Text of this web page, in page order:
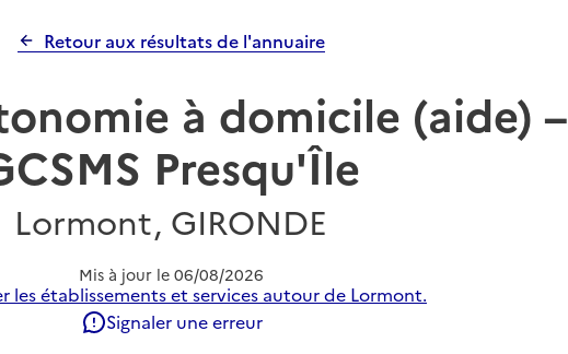
Retour aux résultats de l'annuaire
à domicile (aide) –
Presqu'Île
Lormont, GIRONDE
Mis à jour le 06/08/2026
les établissements et services autour de Lormont.
Signaler une erreur